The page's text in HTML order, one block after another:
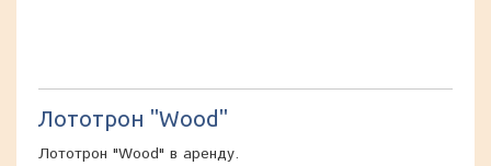
Лототрон "Wood"
Лототрон "Wood" в аренду.